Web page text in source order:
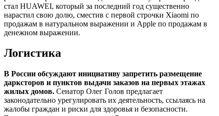
стал HUAWEI, который за последний год существенно
нарастил свою долю, сместив с первой строчки Xiaomi по
продажам в натуральном выражении и Apple по продажам в
денежном выражении.
Логистика
В России обсуждают инициативу запретить размещение
дарксторов и пунктов выдачи заказов на первых этажах
жилых домов. Сенатор Олег Голов предлагает
законодательно урегулировать их деятельность, ссылаясь на
жалобы граждан и риски для здоровья и безопасности.